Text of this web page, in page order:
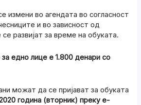
измени во агендата во согласност
и во зависност од
развијат за време на обуката.
едно лице е 1.800 денари со
можат да се пријават за обуката
година (вторник) преку е-